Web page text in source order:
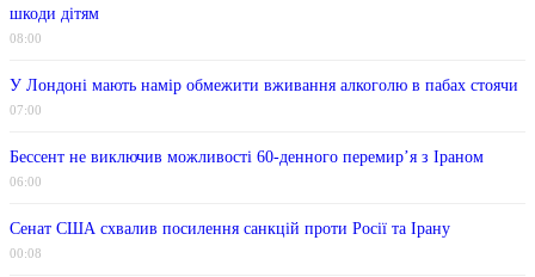
шкоди дітям
08:00
У Лондоні мають намір обмежити вживання алкоголю в пабах стоячи
07:00
Бессент не виключив можливості 60-денного перемир’я з Іраном
06:00
Сенат США схвалив посилення санкцій проти Росії та Ірану
00:08